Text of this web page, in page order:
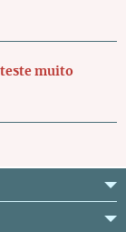
teste muito